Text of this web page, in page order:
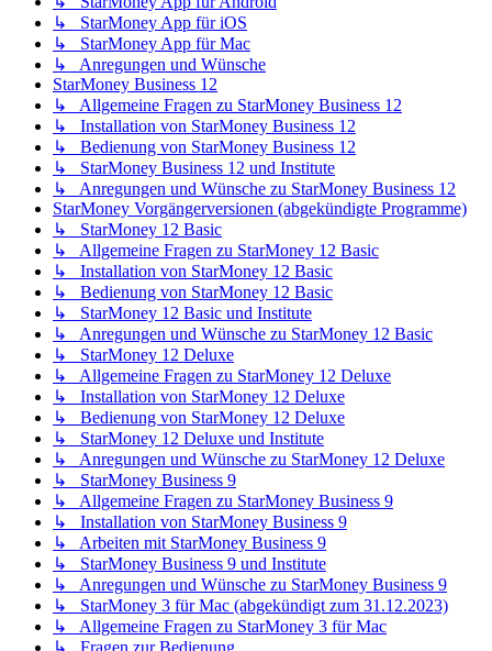
↳ StarMoney App für iOS
↳ StarMoney App für Mac
↳ Anregungen und Wünsche
StarMoney Business 12
↳ Allgemeine Fragen zu StarMoney Business 12
↳ Installation von StarMoney Business 12
↳ Bedienung von StarMoney Business 12
↳ StarMoney Business 12 und Institute
↳ Anregungen und Wünsche zu StarMoney Business 12
StarMoney Vorgängerversionen (abgekündigte Programme)
↳ StarMoney 12 Basic
↳ Allgemeine Fragen zu StarMoney 12 Basic
↳ Installation von StarMoney 12 Basic
↳ Bedienung von StarMoney 12 Basic
↳ StarMoney 12 Basic und Institute
↳ Anregungen und Wünsche zu StarMoney 12 Basic
↳ StarMoney 12 Deluxe
↳ Allgemeine Fragen zu StarMoney 12 Deluxe
↳ Installation von StarMoney 12 Deluxe
↳ Bedienung von StarMoney 12 Deluxe
↳ StarMoney 12 Deluxe und Institute
↳ Anregungen und Wünsche zu StarMoney 12 Deluxe
↳ StarMoney Business 9
↳ Allgemeine Fragen zu StarMoney Business 9
↳ Installation von StarMoney Business 9
↳ Arbeiten mit StarMoney Business 9
↳ StarMoney Business 9 und Institute
↳ Anregungen und Wünsche zu StarMoney Business 9
↳ StarMoney 3 für Mac (abgekündigt zum 31.12.2023)
↳ Allgemeine Fragen zu StarMoney 3 für Mac